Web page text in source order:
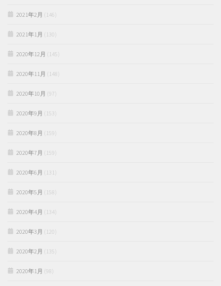
2021年2月 (146)
2021年1月 (130)
2020年12月 (145)
2020年11月 (148)
2020年10月 (97)
2020年9月 (153)
2020年8月 (159)
2020年7月 (159)
2020年6月 (131)
2020年5月 (158)
2020年4月 (134)
2020年3月 (120)
2020年2月 (135)
2020年1月 (98)